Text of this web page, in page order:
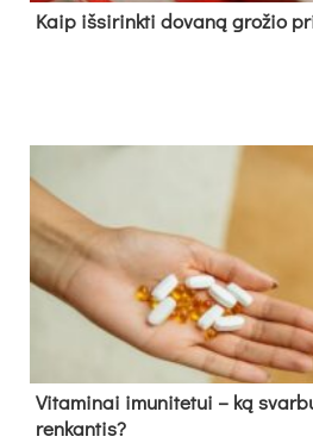
Kaip išsirinkti dovaną grožio
Vitaminai imunitetui – ką
renkantis?